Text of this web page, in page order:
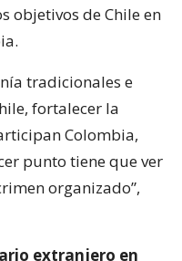
objetivos de Chile en
tradicionales e
fortalecer la
Colombia,
punto tiene que ver
organizado”,
extranjero en